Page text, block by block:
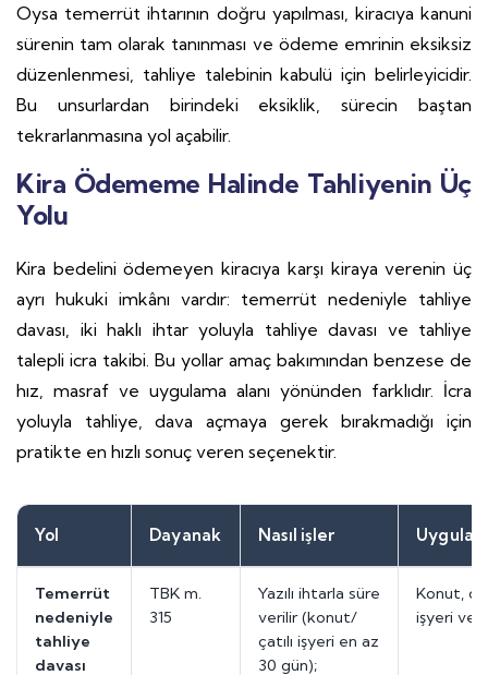
Oysa temerrüt ihtarının doğru yapılması, kiracıya kanuni
sürenin tam olarak tanınması ve ödeme emrinin eksiksiz
düzenlenmesi, tahliye talebinin kabulü için belirleyicidir.
Bu unsurlardan birindeki eksiklik, sürecin baştan
tekrarlanmasına yol açabilir.
Kira Ödememe Halinde Tahliyenin Üç
Yolu
Kira bedelini ödemeyen kiracıya karşı kiraya verenin üç
ayrı hukuki imkânı vardır: temerrüt nedeniyle tahliye
davası, iki haklı ihtar yoluyla tahliye davası ve tahliye
talepli icra takibi. Bu yollar amaç bakımından benzese de
hız, masraf ve uygulama alanı yönünden farklıdır. İcra
yoluyla tahliye, dava açmaya gerek bırakmadığı için
pratikte en hızlı sonuç veren seçenektir.
Yol Dayanak Nasıl işler
Temerrüt
nedeniyle
tahliye
davası
TBK m.
315
Yazılı ihtarla süre
verilir (konut/
çatılı işyeri en az
30 gün);
Konut,
işyeri ve